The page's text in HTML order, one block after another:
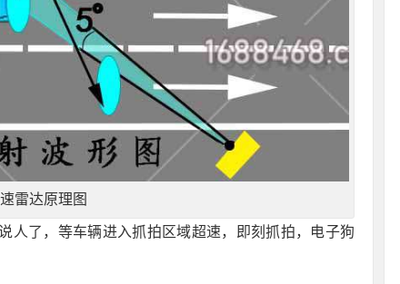
雷达原理图
人了，等车辆进入抓拍区域超速，即刻抓拍，电子狗